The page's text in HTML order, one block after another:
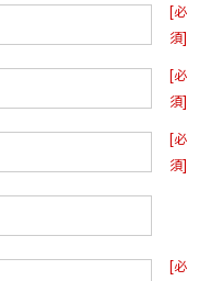
[必
須]
[必
須]
[必
須]
[必